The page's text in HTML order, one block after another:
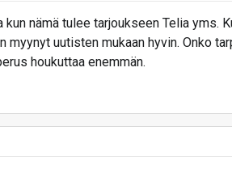
kun nämä tulee tarjoukseen Telia yms.
myynyt uutisten mukaan hyvin. Onko
houkuttaa enemmän.